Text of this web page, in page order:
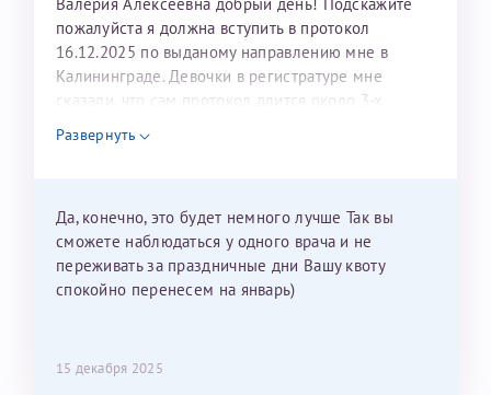
пожалуйста я должна вступить в протокол
16.12.2025 по выданому направлению мне в
Калининграде. Девочки в регистратуре мне
сказали, что сам протокол длится около 3-х
недель и 3 недели я должна находится в Питере.
Можно мне новый год провести в Калининграде и
Развернуть
Да, конечно, это будет немного лучше Так вы
сможете наблюдаться у одного врача и не
переживать за праздничные дни Вашу квоту
спокойно перенесем на январь)
15 декабря 2025